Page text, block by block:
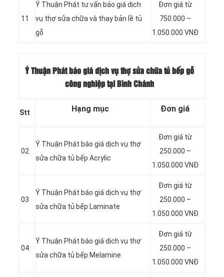
11
Ý Thuận Phát tư vấn báo giá dịch
vụ thợ sửa chữa và thay bản lề tủ
gỗ
Đơn giá từ
750.000 –
1.050.000 VNĐ
Ý Thuận Phát báo giá dịch vụ thợ sửa chữa tủ bếp gỗ
công nghiệp tại Bình Chánh
Stt Hạng mục Đơn giá
02
Ý Thuận Phát báo giá dịch vụ thợ
sửa chữa tủ bếp Acrylic
Đơn giá từ
250.000 –
1.050.000 VNĐ
03
Ý Thuận Phát báo giá dịch vụ thợ
sửa chữa tủ bếp Laminate
Đơn giá từ
250.000 –
1.050.000 VNĐ
04
Ý Thuận Phát báo giá dịch vụ thợ
sửa chữa tủ bếp Melamine
Đơn giá từ
250.000 –
1.050.000 VNĐ